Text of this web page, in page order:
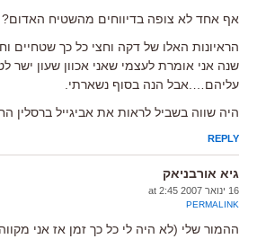
אף אחד לא צופה בדיווחים מהשטיח האדום?
הראיונות האלו של דקה וחצי כל כך שטחיים
שנה אני אומרת לעצמי שאני אכוון שעון ישר
עליהם….אבל הנה בסוף נשארתי.
היה שווה בשביל לראות את אביגייל ברסלין
REPLY
גיא אורבניאק
16 ינואר 2007 at 2:45
PERMALINK
ההמור שלי (לא היה לי כל כך זמן אז אני